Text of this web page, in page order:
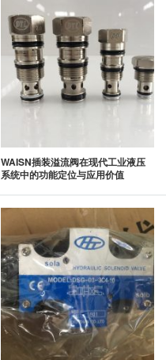
WAISN插装溢流阀在现代工业液压
系统中的功能定位与应用价值